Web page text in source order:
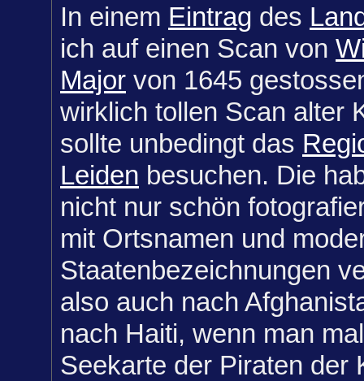
In einem Eintrag des
ich auf einen Scan von
Major von 1645
wirklich tollen Scan alter
sollte unbedingt das
Leiden besuchen. Die
nicht nur schön
mit Ortsnamen und
Staatenbezeichnungen
also auch nach
nach Haiti, wenn man
Seekarte der Piraten der